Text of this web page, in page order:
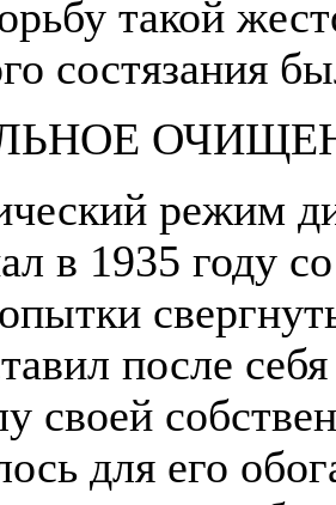
такой
состязания
режим
в 1935 году
после
своей
для его